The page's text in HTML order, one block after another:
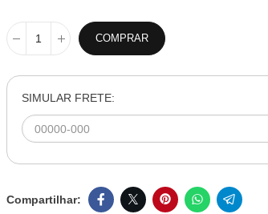
COMPRAR
SIMULAR FRETE: